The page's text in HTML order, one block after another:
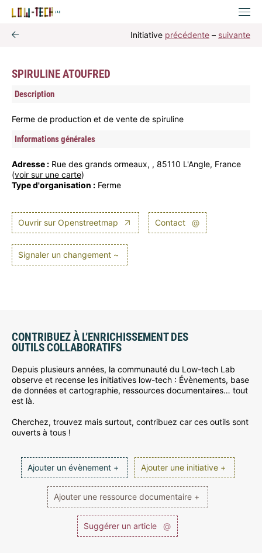
Initiative précédente – suivante
SPIRULINE ATOUFRED
Description
Ferme de production et de vente de spiruline
Informations générales
Adresse : Rue des grands ormeaux, , 85110 L'Angle, France
(voir sur une carte)
Type d'organisation : Ferme
Ouvrir sur Openstreetmap Contact @
Signaler un changement ~
CONTRIBUEZ À L’ENRICHISSEMENT DES
OUTILS COLLABORATIFS
Depuis plusieurs années, la communauté du Low-tech Lab
observe et recense les initiatives low-tech : Évènements, base
de données et cartographie, ressources documentaires… tout
est là.
Cherchez, trouvez mais surtout, contribuez car ces outils sont
ouverts à tous !
Ajouter un évènement + Ajouter une initiative +
Ajouter une ressource documentaire +
Suggérer un article @